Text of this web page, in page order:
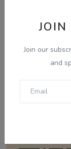
JOIN
Join our
and
Related Posts